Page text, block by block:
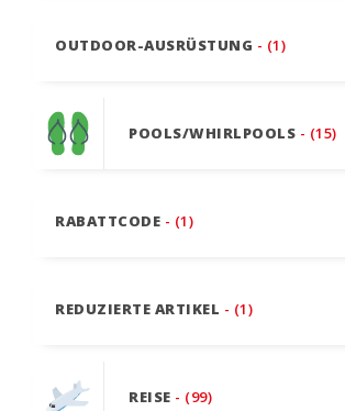
OUTDOOR-AUSRÜSTUNG - (1)
POOLS/WHIRLPOOLS - (15)
RABATTCODE - (1)
REDUZIERTE ARTIKEL - (1)
REISE - (99)